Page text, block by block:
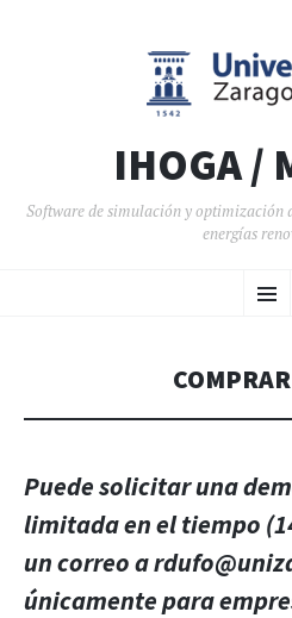
IHOGA /
Software de simulación y optimización
energías
Puede solicitar una
limitada en el tiempo
un correo a
únicamente para